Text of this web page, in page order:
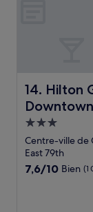
14. Hilton
Downtown
Hilton
Hébergement
3.0 étoiles
Centre-ville de
East 79th
7.6
7,6/10 Bien (1